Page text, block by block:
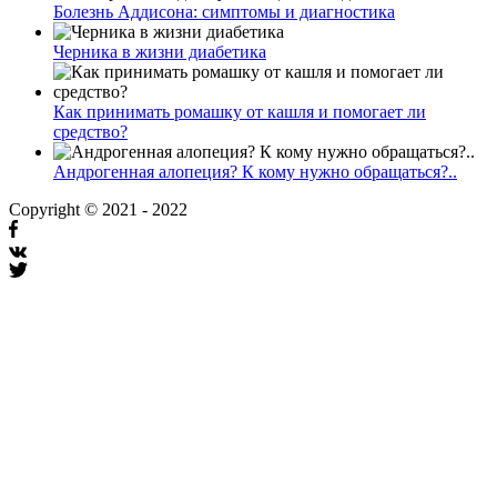
Болезнь Аддисона: симптомы и диагностика
Черника в жизни диабетика
Как принимать ромашку от кашля и помогает ли
средство?
Андрогенная алопеция? К кому нужно обращаться?..
Copyright © 2021 - 2022